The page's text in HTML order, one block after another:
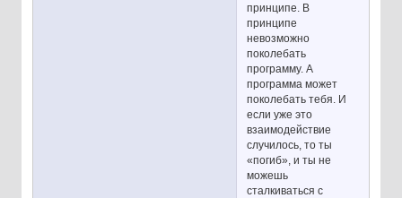
принципе. В
принципе
невозможно
поколебать
программу. А
программа может
поколебать тебя. И
если уже это
взаимодействие
случилось, то ты
«погиб», и ты не
можешь
сталкиваться с